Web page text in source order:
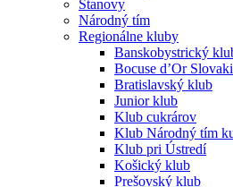
Stanovy
Národný tím
Regionálne kluby
Banskobystrický
Bocuse d’Or
Bratislavský klub
Junior klub
Klub cukrárov
Klub Národný tím
Klub pri Ústredí
Košický klub
Prešovský klub